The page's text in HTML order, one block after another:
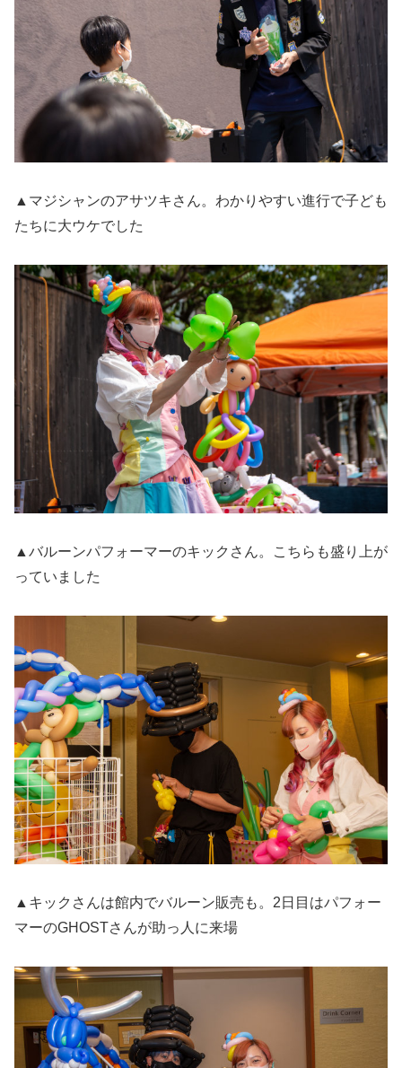
▲マジシャンのアサツキさん。わかりやすい進行で子ども
たちに大ウケでした
▲バルーンパフォーマーのキックさん。こちらも盛り上が
っていました
▲キックさんは館内でバルーン販売も。2日目はパフォー
マーのGHOSTさんが助っ人に来場